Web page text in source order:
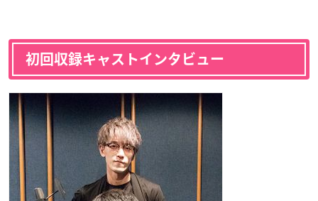
初回収録キャストインタビュー